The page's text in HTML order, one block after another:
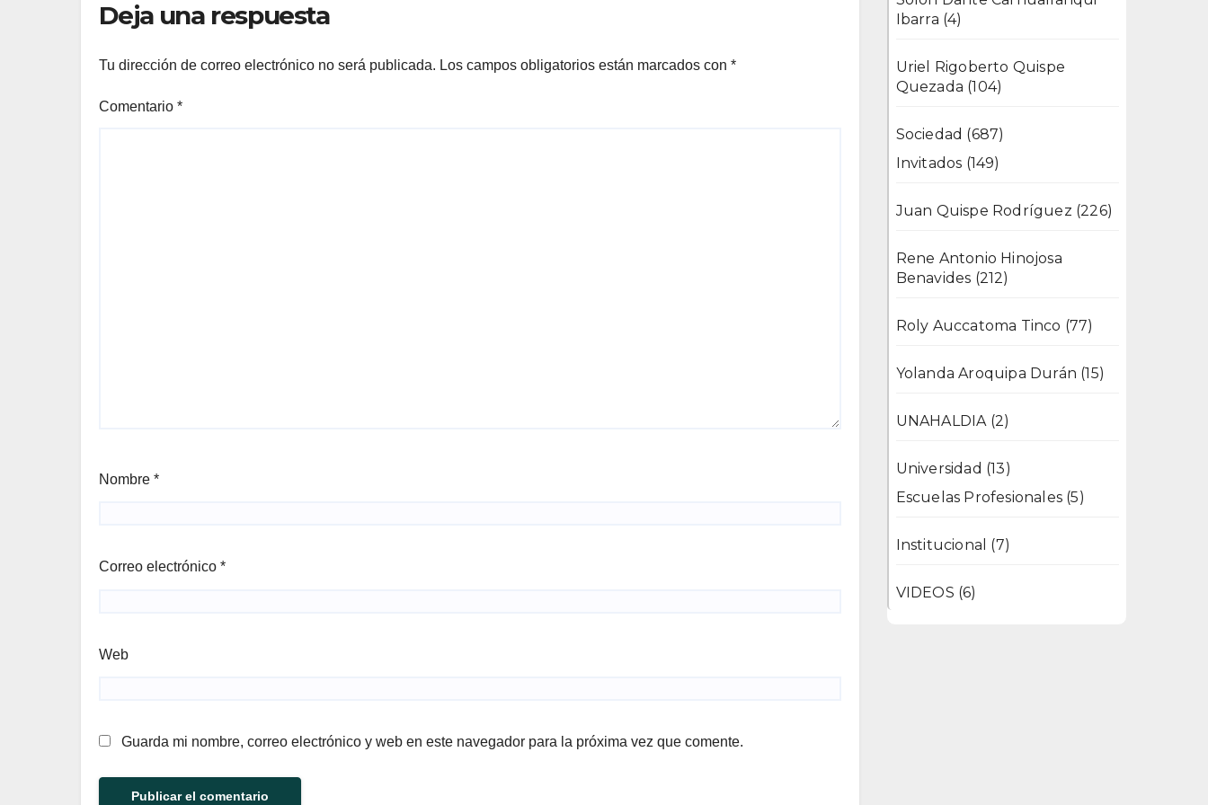
Deja una respuesta
Tu dirección de correo electrónico no será publicada. Los campos obligatorios están marcados con *
Comentario *
Nombre *
Correo electrónico *
Web
Guarda mi nombre, correo electrónico y web en este navegador para la próxima vez que comente.
Ibarra (4)
Uriel Rigoberto Quispe
Quezada (104)
Sociedad (687)
Invitados (149)
Juan Quispe Rodríguez (226)
Rene Antonio Hinojosa
Benavides (212)
Roly Auccatoma Tinco (77)
Yolanda Aroquipa Durán (15)
UNAHALDIA(2)
Universidad (13)
Escuelas Profesionales(5)
Institucional (7)
VIDEOS (6)